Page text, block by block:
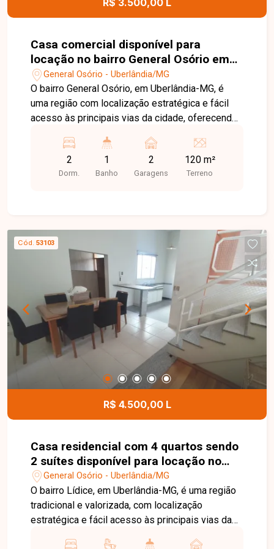
R$ 3.500,00 L
Casa comercial disponível para
locação no bairro General Osório em
Uberlândia-MG
General Osório - Uberlândia/MG
O bairro General Osório, em Uberlândia-MG, é
uma região com localização estratégica e fácil
acesso às principais vias da cidade, oferecendo
proximidade com comércios, serviços e outros
estabelecimentos torna a região uma excelente
opção para instalação de atividades comerciais.
possui Habite-se, proporcionando mais
segurança e regularidade para utilização
comercial. Entre em contato para mais
informações e agende uma visita para conhecer
esta excelente oportunidade.
2
Dorm.
1
Banho
2
Garagens
120 m²
Terreno
Cód. 53103
R$ 4.500,00 L
Casa residencial com 4 quartos sendo
2 suítes disponível para locação no
bairro General Osório em Uberlândia-
MG
General Osório - Uberlândia/MG
O bairro Lídice, em Uberlândia-MG, é uma região
tradicional e valorizada, com localização
estratégica e fácil acesso às principais vias da